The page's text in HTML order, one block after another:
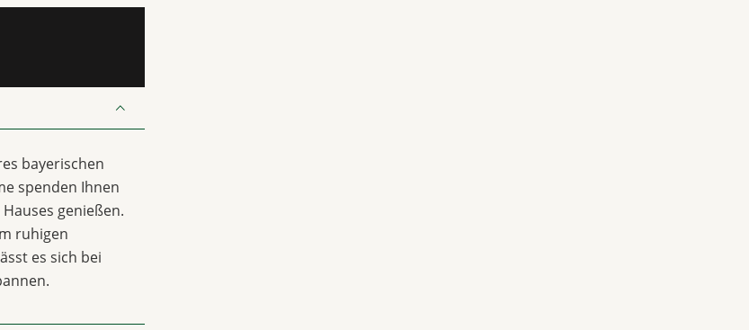
bayerischen
spenden Ihnen
genießen.
ruhigen
es sich bei